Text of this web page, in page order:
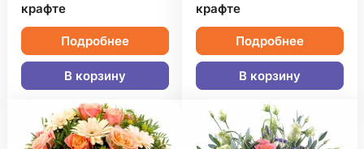
крафте
Подробнее
В корзину
крафте
Подробнее
В корзину